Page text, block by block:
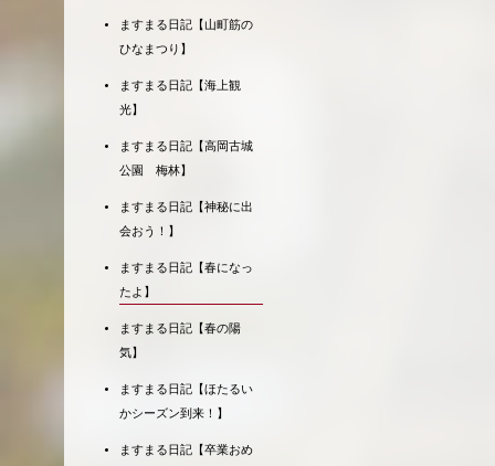
ますまる日記【山町筋の
ひなまつり】
ますまる日記【海上観
光】
ますまる日記【高岡古城
公園 梅林】
ますまる日記【神秘に出
会おう！】
ますまる日記【春になっ
たよ】
ますまる日記【春の陽
気】
ますまる日記【ほたるい
かシーズン到来！】
ますまる日記【卒業おめ